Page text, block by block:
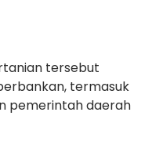
tersebut
termasuk
pemerintah daerah